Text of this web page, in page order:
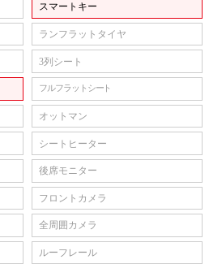
スマートキー
ランフラットタイヤ
3列シート
フルフラットシート
オットマン
シートヒーター
後席モニター
フロントカメラ
全周囲カメラ
ルーフレール